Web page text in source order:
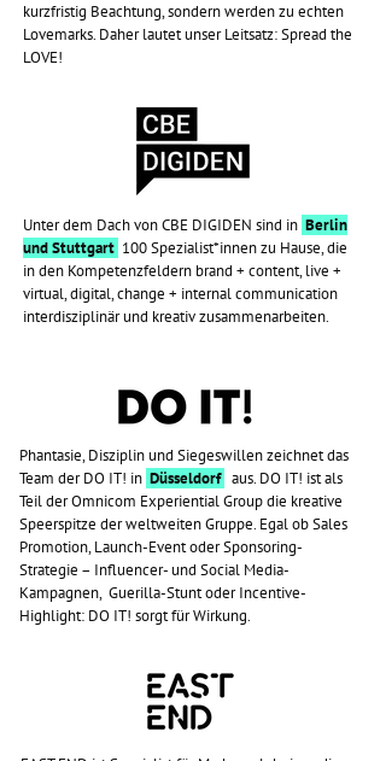
kurzfristig Beachtung, sondern werden zu echten
Lovemarks. Daher lautet unser Leitsatz: Spread the
LOVE!
Unter dem Dach von CBE DIGIDEN sind in Berlin
und Stuttgart 100 Spezialist*innen zu Hause, die
in den Kompetenzfeldern brand + content, live +
virtual, digital, change + internal communication
interdisziplinär und kreativ zusammenarbeiten.
Phantasie, Disziplin und Siegeswillen zeichnet das
Team der DO IT! in Düsseldorf aus. DO IT! ist als
Teil der Omnicom Experiential Group die kreative
Speerspitze der weltweiten Gruppe. Egal ob Sales
Promotion, Launch-Event oder Sponsoring-
Strategie – Influencer- und Social Media-
Kampagnen, Guerilla-Stunt oder Incentive-
Highlight: DO IT! sorgt für Wirkung.